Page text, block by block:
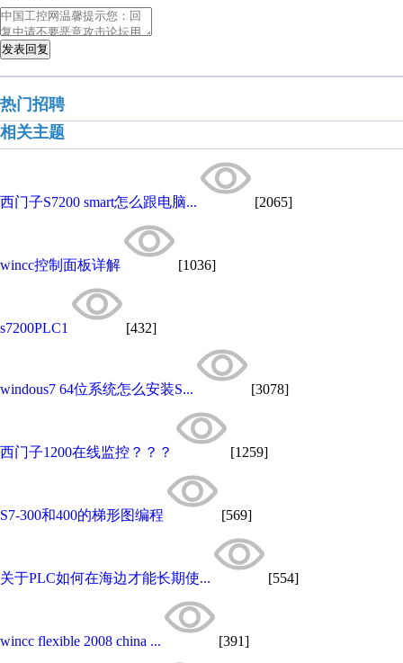
发表回复
热门招聘
相关主题
西门子S7200 smart怎么跟电脑... [2065]
wincc控制面板详解 [1036]
s7200PLC1 [432]
windous7 64位系统怎么安装S... [3078]
西门子1200在线监控？？？ [1259]
S7-300和400的梯形图编程 [569]
关于PLC如何在海边才能长期使... [554]
wincc flexible 2008 china ... [391]